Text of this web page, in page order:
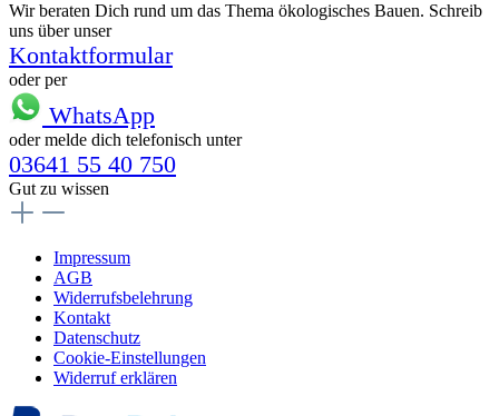
Wir beraten Dich rund um das Thema ökologisches Bauen. Schreib
uns über unser
Kontaktformular
oder per
WhatsApp
oder melde dich telefonisch unter
03641 55 40 750
Gut zu wissen
Impressum
AGB
Widerrufsbelehrung
Kontakt
Datenschutz
Cookie-Einstellungen
Widerruf erklären